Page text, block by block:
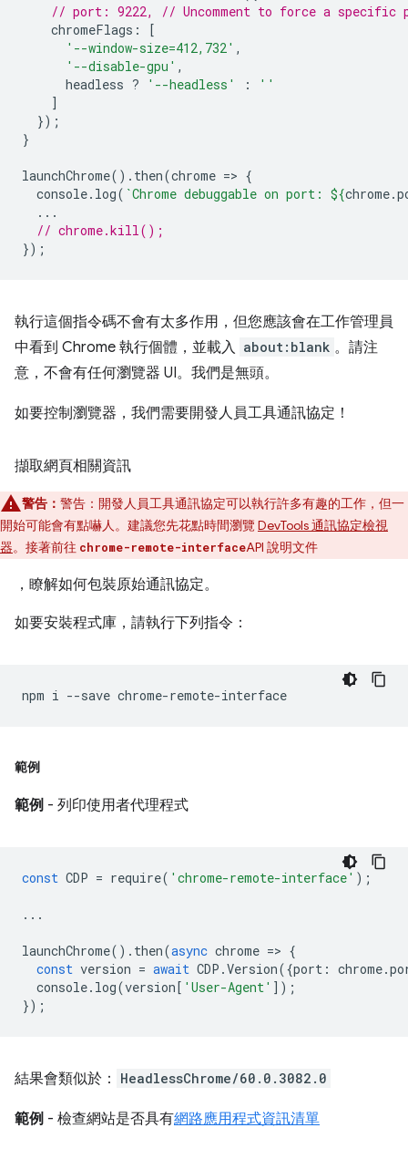
// port: 9222, // Uncomment to force a specific
chromeFlags :
[
'--window-size=412,732' ,
'--disable-gpu' ,
headless ? '--headless' :
''
]
});
}
launchChrome(). then(chrome => {
console. log( `Chrome debuggable on port: ${chrome.
...
// chrome.kill();
});
執行這個指令碼不會有太多作用，但您應該會在工作管理員
中看到 Chrome 執行個體，並載入 about:blank 。請注
意，不會有任何瀏覽器 UI。我們是無頭。
如要控制瀏覽器，我們需要開發人員工具通訊協定！
擷取網頁相關資訊
警告： 警告：開發人員工具通訊協定可以執行許多有趣的工作，但一
開始可能會有點嚇人。建議您先花點時間瀏覽 DevTools 通訊協定檢視
器。接著前往 chrome-remote-interfaceAPI 說明文件
，瞭解如何包裝原始通訊協定。
如要安裝程式庫，請執行下列指令：
npm i --save
範例
範例 - 列印使用者代理程式
const CDP = require( 'chrome-remote-interface' );
...
launchChrome(). then(async chrome => {
const version = await CDP .Version({port : chrome.
console. log(version[ 'User-Agent' ]);
});
結果會類似於： HeadlessChrome/60.0.3082.0
範例 - 檢查網站是否具有網路應用程式資訊清單